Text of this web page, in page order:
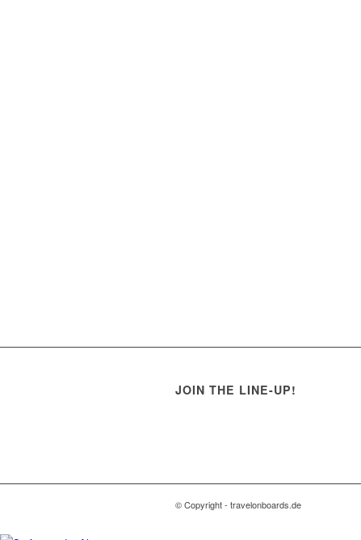
JOIN THE LINE-UP!
© Copyright - travelonboards.de